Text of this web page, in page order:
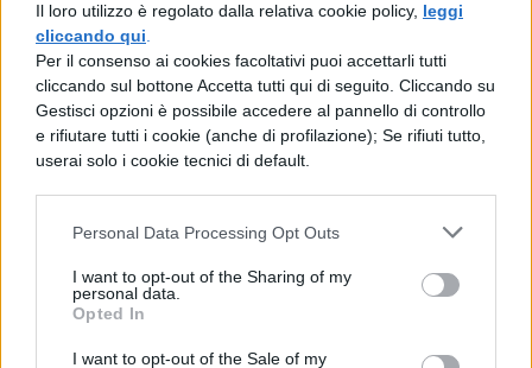
Il loro utilizzo è regolato dalla relativa cookie policy, leggi
cliccando qui
Per il consenso ai cookies facoltativi puoi accettarli tutti
cliccando sul bottone Accetta tutti qui di seguito. Cliccando su
Gestisci opzioni è possibile accedere al pannello di controllo
e rifiutare tutti i cookie (anche di profilazione); Se rifiuti tutto,
userai solo i cookie tecnici di default.
Personal Data Processing Opt Outs
I want to opt-out of the Sharing of my
personal data.
Opted In
I want to opt-out of the Sale of my
Neanche un’idea
Ma fischiettando me ne andrò
Fischiettando me ne andrò
Se tutto cambia tutto resta uguale
scappare
Facciamo la valigia e non torniamo mai